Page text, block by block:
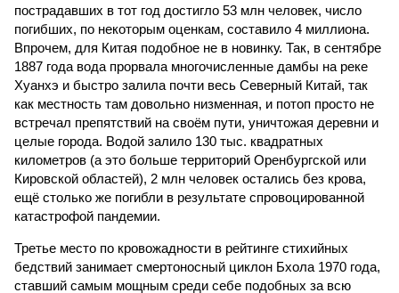
пострадавших в тот год достигло 53 млн человек, число
погибших, по некоторым оценкам, составило 4 миллиона.
Впрочем, для Китая подобное не в новинку. Так, в сентябре
1887 года вода прорвала многочисленные дамбы на реке
Хуанхэ и быстро залила почти весь Северный Китай, так
как местность там довольно низменная, и потоп просто не
встречал препятствий на своём пути, уничтожая деревни и
целые города. Водой залило 130 тыс. квадратных
километров (а это больше территорий Оренбургской или
Кировской областей), 2 млн человек остались без крова,
ещё столько же погибли в результате спровоцированной
катастрофой пандемии.
Третье место по кровожадности в рейтинге стихийных
бедствий занимает смертоносный циклон Бхола 1970 года,
ставший самым мощным среди себе подобных за всю